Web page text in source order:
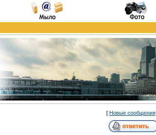
[ Новые сообщения